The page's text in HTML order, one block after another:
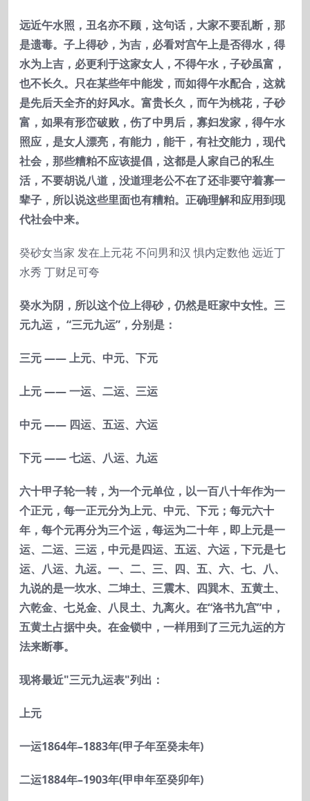
远近午水照，丑名亦不顾，这句话，大家不要乱断，那
是遗毒。子上得砂，为吉，必看对宫午上是否得水，得
水为上吉，必更利于这家女人，不得午水，子砂虽富，
也不长久。只在某些年中能发，而如得午水配合，这就
是先后天全齐的好风水。富贵长久，而午为桃花，子砂
富，如果有形峦破败，伤了中男后，寡妇发家，得午水
照应，是女人漂亮，有能力，能干，有社交能力，现代
社会，那些糟粕不应该提倡，这都是人家自己的私生
活，不要胡说八道，没道理老公不在了还非要守着寡一
辈子，所以说这些里面也有糟粕。正确理解和应用到现
代社会中来。
癸砂女当家 发在上元花 不问男和汉 惧内定数他 远近丁
水秀 丁财足可夸
癸水为阴，所以这个位上得砂，仍然是旺家中女性。三
元九运， “三元九运”，分别是：
三元——上元、中元、下元
上元——一运、二运、三运
中元—— 四运、五运、六运
下元——七运、八运、九运
六十甲子轮一转，为一个元单位，以一百八十年作为一
个正元，每一正元分为上元、中元、下元；每元六十
年，每个元再分为三个运，每运为二十年，即上元是一
运、二运、三运，中元是四运、五运、六运，下元是七
运、八运、九运。一、二、三、四、五、六、七、八、
九说的是一坎水、二坤土、三震木、四巽木、五黄土、
六乾金、七兑金、八艮土、九离火。在“洛书九宫”中，
五黄土占据中央。在金锁中，一样用到了三元九运的方
法来断事。
现将最近"三元九运表"列出：
上元
一运1864年–1883年(甲子年至癸未年)
二运1884年–1903年(甲申年至癸卯年)